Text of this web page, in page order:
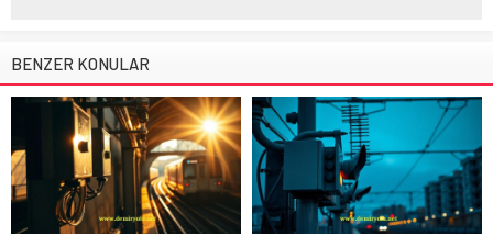
BENZER KONULAR